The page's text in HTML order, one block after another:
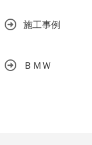
施工事例
ＢＭＷ